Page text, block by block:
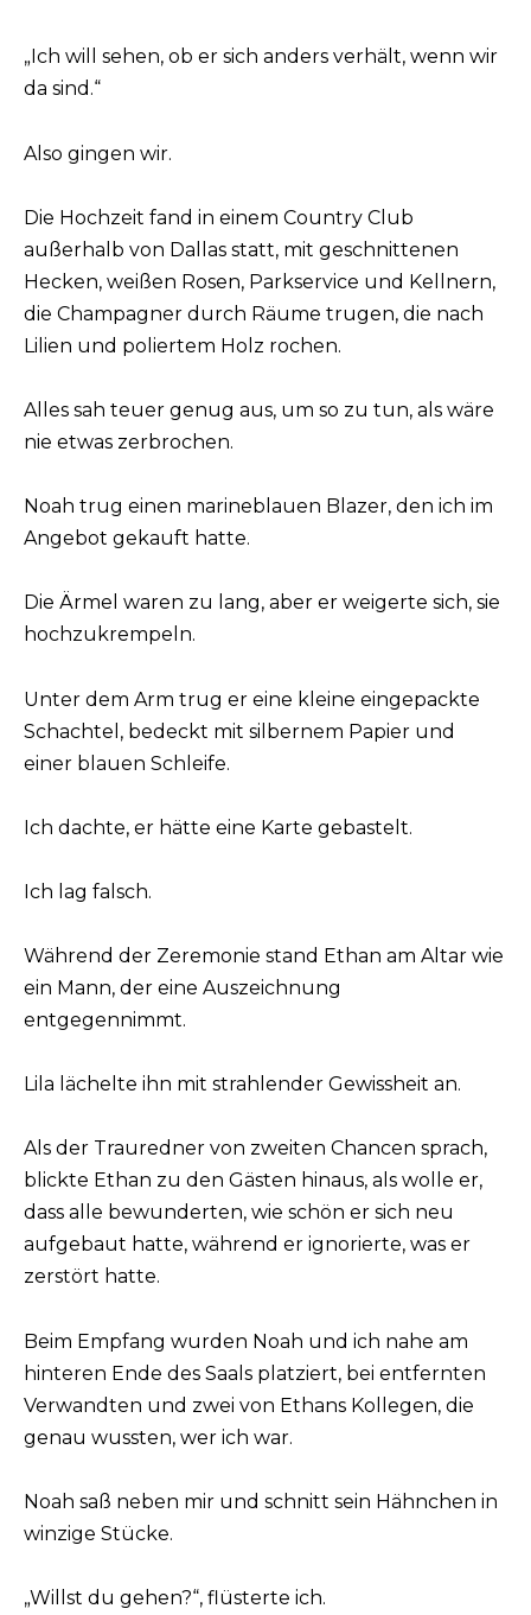
„Ich will sehen, ob er sich anders verhält, wenn wir
da sind.“
Also gingen wir.
Die Hochzeit fand in einem Country Club
außerhalb von Dallas statt, mit geschnittenen
Hecken, weißen Rosen, Parkservice und Kellnern,
die Champagner durch Räume trugen, die nach
Lilien und poliertem Holz rochen.
Alles sah teuer genug aus, um so zu tun, als wäre
nie etwas zerbrochen.
Noah trug einen marineblauen Blazer, den ich im
Angebot gekauft hatte.
Die Ärmel waren zu lang, aber er weigerte sich, sie
hochzukrempeln.
Unter dem Arm trug er eine kleine eingepackte
Schachtel, bedeckt mit silbernem Papier und
einer blauen Schleife.
Ich dachte, er hätte eine Karte gebastelt.
Ich lag falsch.
Während der Zeremonie stand Ethan am Altar wie
ein Mann, der eine Auszeichnung
entgegennimmt.
Lila lächelte ihn mit strahlender Gewissheit an.
Als der Trauredner von zweiten Chancen sprach,
blickte Ethan zu den Gästen hinaus, als wolle er,
dass alle bewunderten, wie schön er sich neu
aufgebaut hatte, während er ignorierte, was er
zerstört hatte.
Beim Empfang wurden Noah und ich nahe am
hinteren Ende des Saals platziert, bei entfernten
Verwandten und zwei von Ethans Kollegen, die
genau wussten, wer ich war.
Noah saß neben mir und schnitt sein Hähnchen in
winzige Stücke.
„Willst du gehen?“, flüsterte ich.